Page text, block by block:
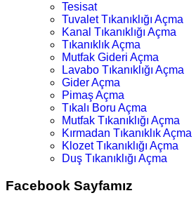
Tesisat
Tuvalet Tıkanıklığı Açma
Kanal Tıkanıklığı Açma
Tıkanıklık Açma
Mutfak Gideri Açma
Lavabo Tıkanıklığı Açma
Gider Açma
Pimaş Açma
Tıkalı Boru Açma
Mutfak Tıkanıklığı Açma
Kırmadan Tıkanıklık Açma
Klozet Tıkanıklığı Açma
Duş Tıkanıklığı Açma
Facebook Sayfamız